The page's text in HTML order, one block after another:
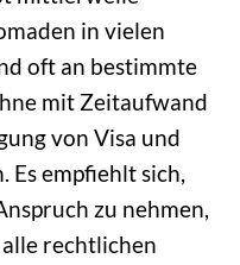
in vielen
oft an bestimmte
mit Zeitaufwand
von Visa und
Es empfiehlt sich,
zu nehmen,
rechtlichen